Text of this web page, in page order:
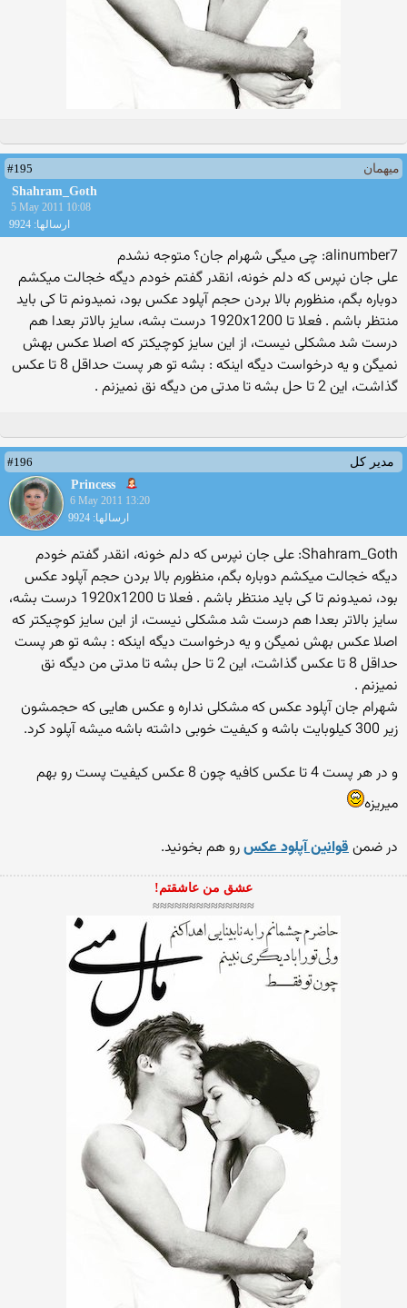
میهمان
#195
Shahram_Goth
5 May 2011 10:08
ارسالها: 9924
alinumber7: چی میگی شهرام جان؟ متوجه نشدم
علی جان نپرس كه دلم خونه، انقدر گفتم خودم دیگه خجالت میكشم
دوباره بگم، منظورم بالا بردن حجم آپلود عكس بود، نمیدونم تا كی باید
منتظر باشم . فعلا تا 1920x1200 درست بشه، سایز بالاتر بعدا هم
درست شد مشكلی نیست، از این سایز كوچیكتر كه اصلا عكس بهش
نمیگن و یه درخواست دیگه اینكه : بشه تو هر پست حداقل 8 تا عكس
گذاشت، این 2 تا حل بشه تا مدتی من دیگه نق نمیزنم .
مدیر کل
#196
Princess
6 May 2011 13:20
ارسالها: 9924
Shahram_Goth: علی جان نپرس كه دلم خونه، انقدر گفتم خودم
دیگه خجالت میكشم دوباره بگم، منظورم بالا بردن حجم آپلود عكس
بود، نمیدونم تا كی باید منتظر باشم . فعلا تا 1920x1200 درست بشه،
سایز بالاتر بعدا هم درست شد مشكلی نیست، از این سایز كوچیكتر كه
اصلا عكس بهش نمیگن و یه درخواست دیگه اینكه : بشه تو هر پست
حداقل 8 تا عكس گذاشت، این 2 تا حل بشه تا مدتی من دیگه نق
نمیزنم .
شهرام جان آپلود عكس كه مشكلی نداره و عكس هایی كه حجمشون
زیر 300 كیلوبایت باشه و كیفیت خوبی داشته باشه میشه آپلود كرد.
و در هر پست 4 تا عكس كافیه چون 8 عكس كیفیت پست رو بهم
میریزه
در ضمنقوانین آپلود عكسرو هم بخونید.
عشق من عاشقتم!
≈≈≈≈≈≈≈≈≈≈≈≈≈≈